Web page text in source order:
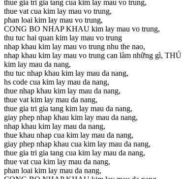
thue gia tri gia tang cua kim lay mau vo trung,
thue vat cua kim lay mau vo trung,
phan loai kim lay mau vo trung,
CONG BO NHAP KHAU kim lay mau vo trung,
thu tuc hai quan kim lay mau vo trung
nhap khau kim lay mau vo trung nhu the nao,
nhap khau kim lay mau vo trung can làm những gì,
kim lay mau da nang,
thu tuc nhap khau kim lay mau da nang,
hs code cua kim lay mau da nang,
thue nhap khau kim lay mau da nang,
thue vat kim lay mau da nang,
thue gia tri gia tang kim lay mau da nang,
giay phep nhap khau kim lay mau da nang,
nhap khau kim lay mau da nang,
thue khau nhap cua kim lay mau da nang,
giay phep nhap khau cua kim lay mau da nang,
thue gia tri gia tang cua kim lay mau da nang,
thue vat cua kim lay mau da nang,
phan loai kim lay mau da nang,